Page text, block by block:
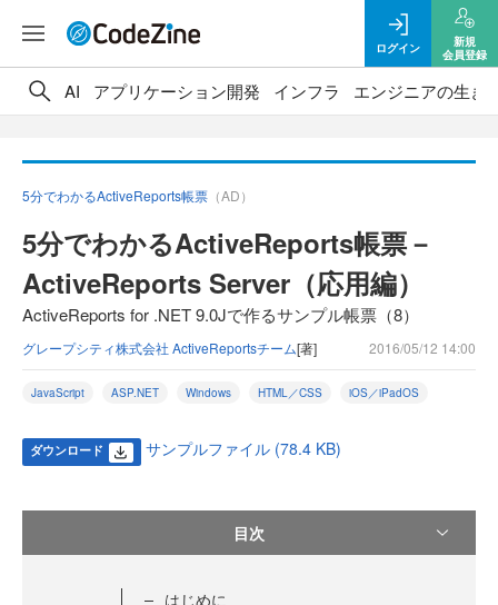
ログイン
新規
会員登録
AI アプリケーション開発 インフラ エンジニアの生き
5分でわかるActiveReports帳票 （AD）
5分でわかるActiveReports帳票－
ActiveReports Server（応用編）
ActiveReports for .NET 9.0Jで作るサンプル帳票（8）
グレープシティ株式会社 ActiveReportsチーム[著] 2016/05/12 14:00
JavaScript ASP.NET Windows HTML／CSS iOS／iPadOS
ダウンロード サンプルファイル (78.4 KB)
目次
はじめに